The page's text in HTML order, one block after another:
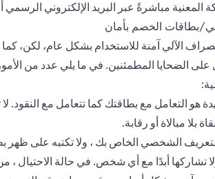
المعنية مباشرةً عبر البريد الإلكتروني
بطاقات الخصم بأمان
الآلي آمنة للاستخدام بشكل عام، لكن،
الضحايا المطمئنين. في ما يلي عدد من
هو التعامل مع بطاقتك كما تتعامل مع النقود.
بلا مبالاة أو رقابة.
الشخصي الخاص بك ، ولا تكتبه على ظهر
ولا تشاركها أبدًا مع أي شخص. في حالة